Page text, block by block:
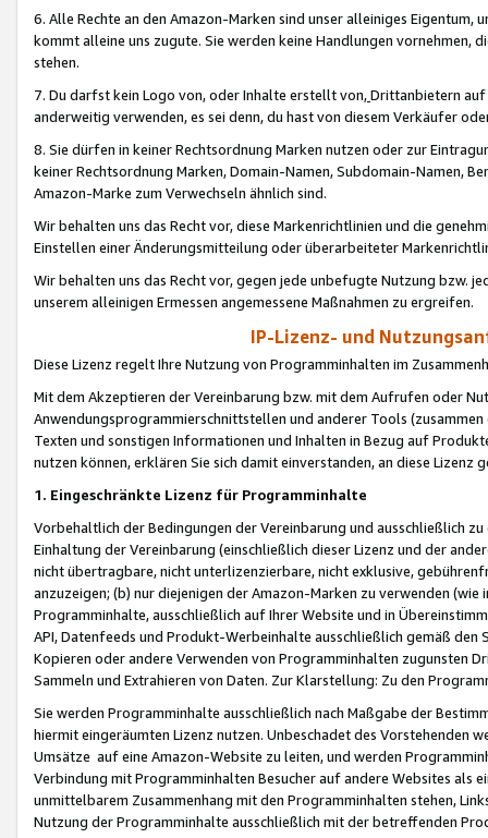
6. Alle Rechte an den Amazon-Marken sind unser alleiniges
kommt alleine uns zugute. Sie werden keine Handlungen vornehmen,
stehen.
7. Du darfst kein Logo von, oder Inhalte erstellt von,Drittanbietern auf
anderweitig verwenden, es sei denn, du hast von diesem Verkäufer
8. Sie dürfen in keiner Rechtsordnung Marken nutzen oder zur
keiner Rechtsordnung Marken, Domain-Namen, Subdomain-Namen,
Amazon-Marke zum Verwechseln ähnlich sind.
Wir behalten uns das Recht vor, diese Markenrichtlinien und die
Einstellen einer Änderungsmitteilung oder überarbeiteter
Wir behalten uns das Recht vor, gegen jede unbefugte Nutzung bzw.
unserem alleinigen Ermessen angemessene Maßnahmen zu ergreifen.
IP-Lizenz- und
Diese Lizenz regelt Ihre Nutzung von Programminhalten im
Mit dem Akzeptieren der Vereinbarung bzw. mit dem Aufrufen oder
Anwendungsprogrammierschnittstellen und anderer Tools (zusammen
Texten und sonstigen Informationen und Inhalten in Bezug auf
nutzen können, erklären Sie sich damit einverstanden, an diese Lizenz
1. Eingeschränkte Lizenz für Programminhalte
Vorbehaltlich der Bedingungen der Vereinbarung und ausschließlich
Einhaltung der Vereinbarung (einschließlich dieser Lizenz und der
nicht übertragbare, nicht unterlizenzierbare, nicht exklusive,
anzuzeigen; (b) nur diejenigen der Amazon-Marken zu verwenden
Programminhalte, ausschließlich auf Ihrer Website und in
API, Datenfeeds und Produkt-Werbeinhalte ausschließlich gemäß
Kopieren oder andere Verwenden von Programminhalten zugunsten
Sammeln und Extrahieren von Daten. Zur Klarstellung: Zu den
Sie werden Programminhalte ausschließlich nach Maßgabe der
hiermit eingeräumten Lizenz nutzen. Unbeschadet des Vorstehenden
Umsätze auf eine Amazon-Website zu leiten, und werden
Verbindung mit Programminhalten Besucher auf andere Websites als
unmittelbarem Zusammenhang mit den Programminhalten stehen,
Nutzung der Programminhalte ausschließlich mit der betreffenden